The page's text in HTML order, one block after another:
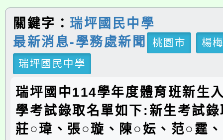
關鍵字： 瑞坪國民中學
最新消息-學務處新聞
桃園市
楊
瑞坪國民中學
瑞坪國中114學年度體育班新生
學考試錄取名單如下:新生考試
莊○瑋、張○璇、陳○妘、范○霆